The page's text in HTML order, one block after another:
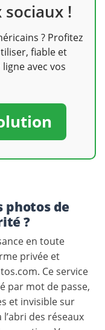
sociaux !
? Profitez
fiable et
avec vos
photos de
?
en toute
privée et
Ce service
par mot de passe,
et invisible sur
des réseaux